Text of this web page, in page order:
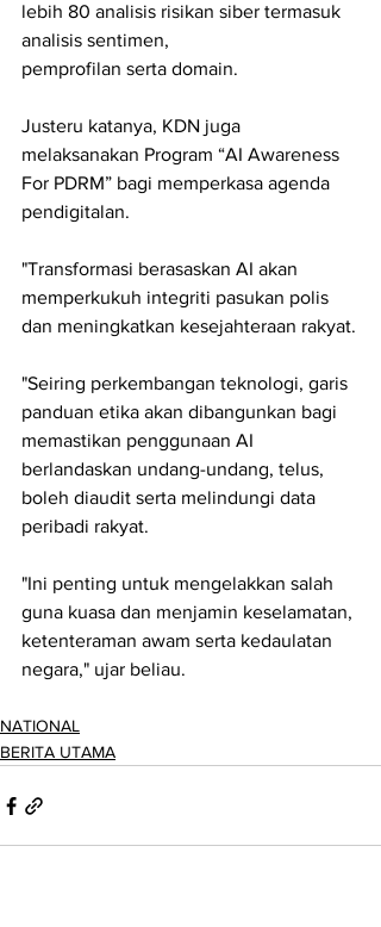
lebih 80 analisis risikan siber termasuk
analisis sentimen,
pemprofilan serta domain.
Justeru katanya, KDN juga
melaksanakan Program “AI Awareness
For PDRM” bagi memperkasa agenda
pendigitalan.
"Transformasi berasaskan AI akan
memperkukuh integriti pasukan polis
dan meningkatkan kesejahteraan rakyat.
"Seiring perkembangan teknologi, garis
panduan etika akan dibangunkan bagi
memastikan penggunaan AI
berlandaskan undang-undang, telus,
boleh diaudit serta melindungi data
peribadi rakyat.
"Ini penting untuk mengelakkan salah
guna kuasa dan menjamin keselamatan,
ketenteraman awam serta kedaulatan
negara," ujar beliau.
NATIONAL
BERITA UTAMA